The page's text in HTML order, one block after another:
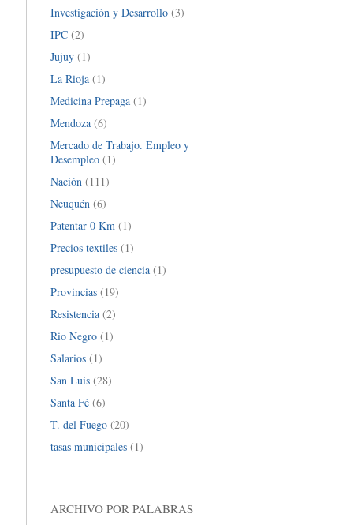
Investigación y Desarrollo(3)
IPC(2)
Jujuy(1)
La Rioja(1)
Medicina Prepaga(1)
Mendoza(6)
Mercado de Trabajo. Empleo y
Desempleo(1)
Nación(111)
Neuquén(6)
Patentar 0 Km(1)
Precios textiles(1)
presupuesto de ciencia(1)
Provincias(19)
Resistencia(2)
Rio Negro(1)
Salarios(1)
San Luis(28)
Santa Fé(6)
T. del Fuego(20)
tasas municipales(1)
ARCHIVO POR PALABRAS